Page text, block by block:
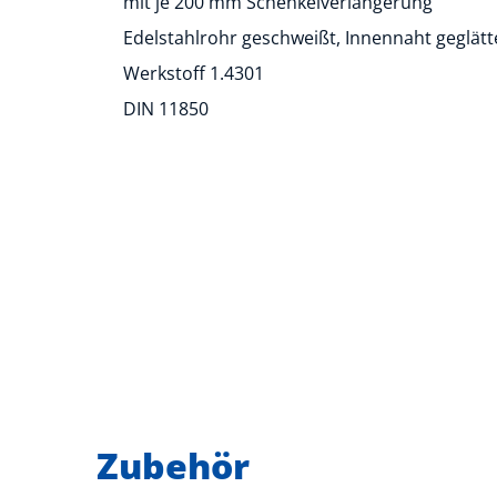
Edelstahlrohr geschweißt, Innennaht
Werkstoff 1.4301
DIN 11850
Zubehör